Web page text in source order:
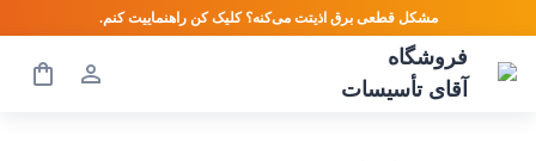
مشکل قطعی برق اذیتت می‌کنه؟ کلیک کن راهنماییت کنم.
فروشگاه
آقای تأسیسات